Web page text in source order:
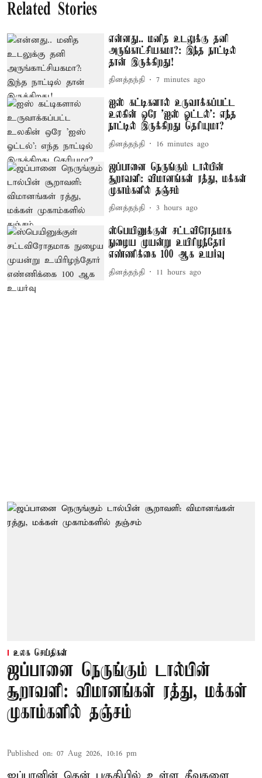
Related Stories
என்னது.. மனித உடலுக்கு தனி
அருங்காட்சியகமா?: இந்த நாட்டில்
தான் இருக்கிறது!
தினத்தந்தி 7 minutes ago
ஐஸ் கட்டிகளால் உருவாக்கப்பட்ட
உலகின் ஒரே 'ஐஸ் ஓட்டல்': எந்த
நாட்டில் இருக்கிறது தெரியுமா?
தினத்தந்தி 16 minutes ago
ஜப்பானை நெருங்கும் டால்பின்
சூறாவளி: விமானங்கள் ரத்து, மக்கள்
முகாம்களில் தஞ்சம்
தினத்தந்தி 3 hours ago
ஸ்பெயினுக்குள் சட்டவிரோதமாக
நுழைய முயன்று உயிரிழந்தோர்
எண்ணிக்கை 100 ஆக உயர்வு
தினத்தந்தி 11 hours ago
உலக செய்திகள்
ஜப்பானை நெருங்கும் டால்பின்
சூறாவளி: விமானங்கள் ரத்து, மக்கள்
முகாம்களில் தஞ்சம்
Published on: 07 Aug 2026, 10:16 pm